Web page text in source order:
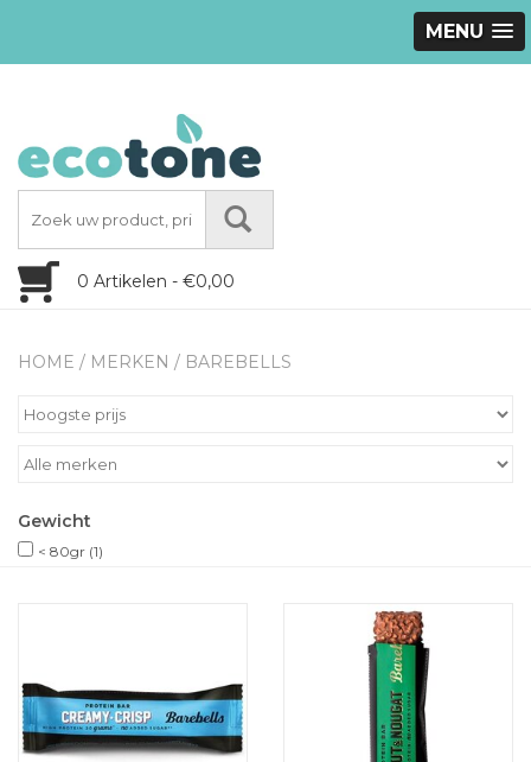
MENU
0 Artikelen - €0,00
HOME / MERKEN / BAREBELLS
Gewicht
< 80gr (1)